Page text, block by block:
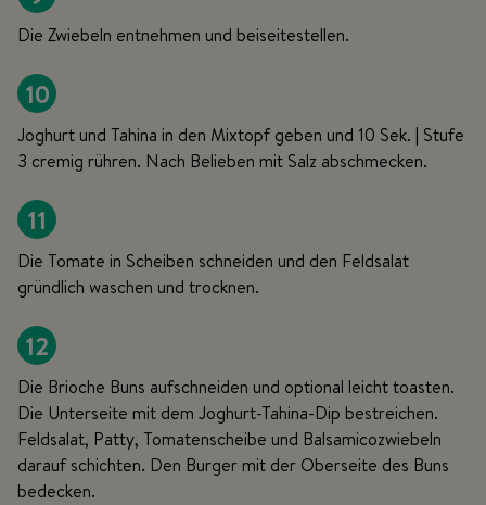
Die Zwiebeln entnehmen und beiseitestellen.
10
Joghurt und Tahina in den Mixtopf geben und 10 Sek. | Stufe
3 cremig rühren. Nach Belieben mit Salz abschmecken.
11
Die Tomate in Scheiben schneiden und den Feldsalat
gründlich waschen und trocknen.
12
Die Brioche Buns aufschneiden und optional leicht toasten.
Die Unterseite mit dem Joghurt-Tahina-Dip bestreichen.
Feldsalat, Patty, Tomatenscheibe und Balsamicozwiebeln
darauf schichten. Den Burger mit der Oberseite des Buns
bedecken.